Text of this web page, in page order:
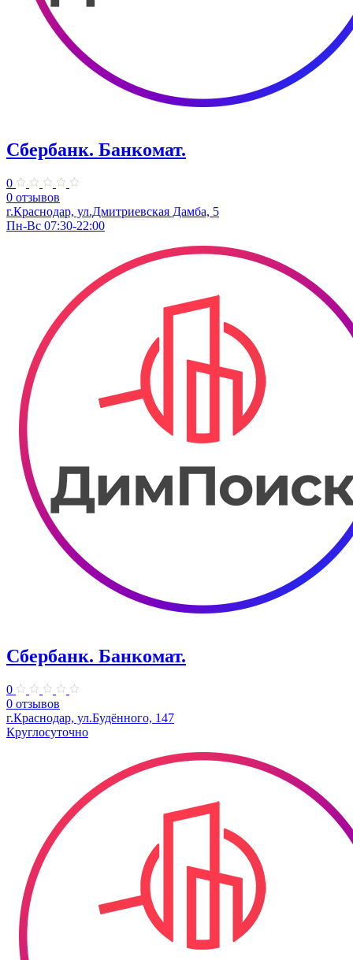
Сбербанк. Банкомат.
0
0 отзывов
г.Краснодар, ул.Дмитриевская Дамба, 5
Пн-Вс 07:30-22:00
Сбербанк. Банкомат.
0
0 отзывов
г.Краснодар, ул.Будённого, 147
Круглосуточно